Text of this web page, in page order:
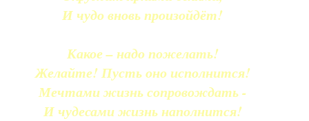
И чудо вновь произойдёт!
Какое – надо пожелать!
Желайте! Пусть оно исполнится!
Мечтами жизнь сопровождать -
И чудесами жизнь наполнится!